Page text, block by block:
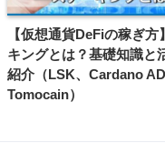
【仮想通貨DeFiの稼ぎ方
キングとは？基礎知識と
紹介（LSK、Cardano
Tomocain）